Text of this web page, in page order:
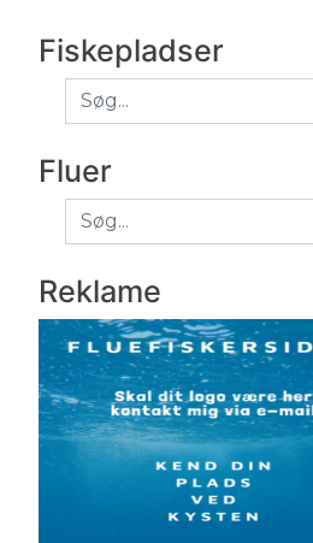
Fiskepladser
Fluer
Reklame